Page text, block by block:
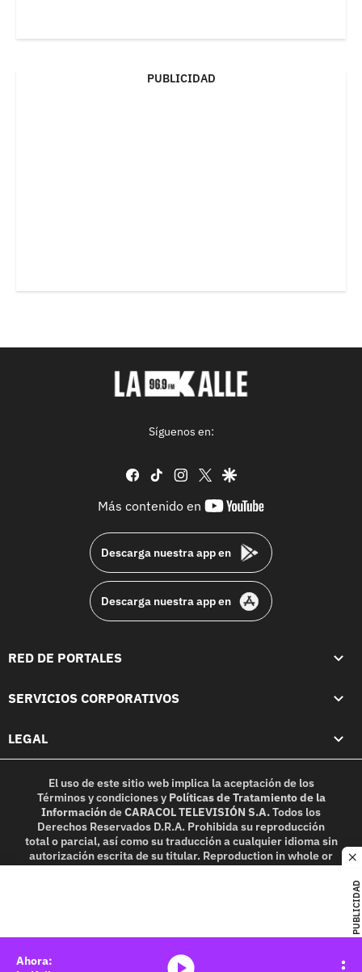
PUBLICIDAD
PUBLICIDAD
Síguenos en:
facebook
tiktok instagram
twittergoogle
Más contenido en
youtube-
Descarga nuestra app en
Descarga nuestra app en
RED DE PORTALES
SERVICIOS CORPORATIVOS
LEGAL
El uso de este sitio web implica la aceptación de los
Términos y condicionesy Políticas de Tratamiento de la
InformacióndeCARACOL TELEVISIÓN S.A.Todos los
Derechos Reservados D.R.A. Prohibida su reproducción
total o parcial, así como su traducción a cualquier idioma sin
autorización escrita de su titular. Reproduction in whole or
in part, or translation without written permission is